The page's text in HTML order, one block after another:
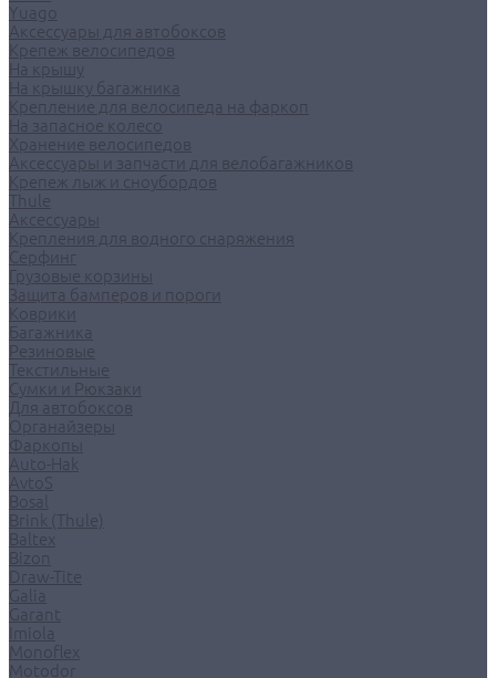
Yuago
Аксессуары для автобоксов
Крепеж велосипедов
На крышу
На крышку багажника
Крепление для велосипеда на фаркоп
На запасное колесо
Хранение велосипедов
Аксессуары и запчасти для велобагажников
Крепеж лыж и сноубордов
Thule
Аксессуары
Крепления для водного снаряжения
Серфинг
Грузовые корзины
Защита бамперов и пороги
Коврики
Багажника
Резиновые
Текстильные
Сумки и Рюкзаки
Для автобоксов
Органайзеры
Фаркопы
Auto-Hak
AvtoS
Bosal
Brink (Thule)
Baltex
Bizon
Draw-Tite
Galia
Garant
Imiola
Monoflex
Motodor